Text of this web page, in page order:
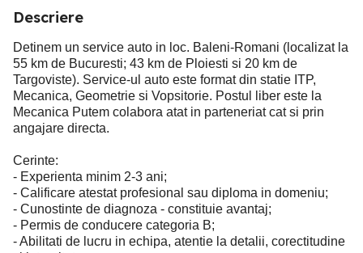
Descriere
Detinem un service auto in loc. Baleni-Romani (localizat la
55 km de Bucuresti; 43 km de Ploiesti si 20 km de
Targoviste). Service-ul auto este format din statie ITP,
Mecanica, Geometrie si Vopsitorie. Postul liber este la
Mecanica Putem colabora atat in parteneriat cat si prin
angajare directa.
Cerinte:
- Experienta minim 2-3 ani;
- Calificare atestat profesional sau diploma in domeniu;
- Cunostinte de diagnoza - constituie avantaj;
- Permis de conducere categoria B;
- Abilitati de lucru in echipa, atentie la detalii, corectitudine